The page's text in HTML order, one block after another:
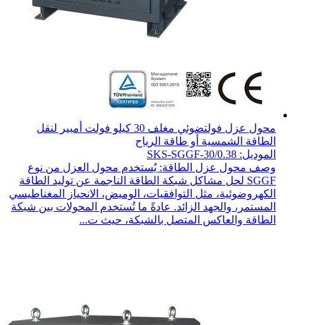
محول عزل فولتضوئي مغلف 30 كيلو فولت أمبير لنقل
الطاقة الشمسية أو طاقة الرياح
الموديل: SKS-SGGF-30/0.38
وصف محول عزل الطاقة: يُستخدم محول العزل من نوع
SGGF لحل مشاكل شبكة الطاقة الناجمة عن توليد الطاقة
الكهروضوئية، مثل التوافقيات، الوميض، الانحياز المغناطيسي
المستمر، والجهد الزائد. عادةً ما تُستخدم المحولات بين شبكة
الطاقة والعاكس المتصل بالشبكة، حيث ت...